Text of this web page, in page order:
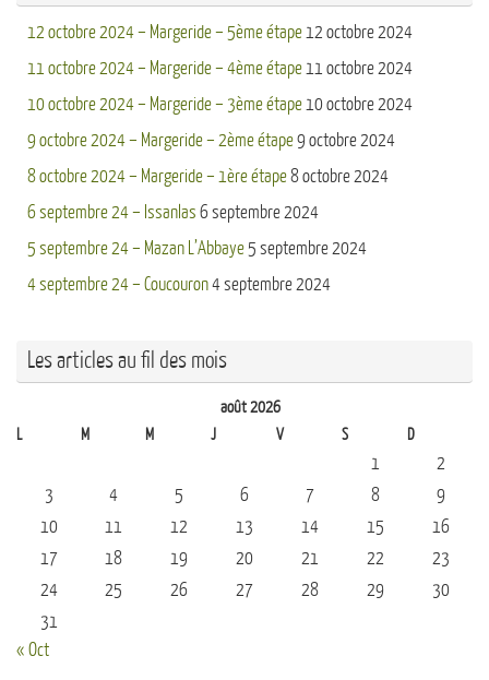
12 octobre 2024 – Margeride – 5ème étape12 octobre 2024
11 octobre 2024 – Margeride – 4ème étape11 octobre 2024
10 octobre 2024 – Margeride – 3ème étape10 octobre 2024
9 octobre 2024 – Margeride – 2ème étape9 octobre 2024
8 octobre 2024 – Margeride – 1ère étape8 octobre 2024
6 septembre 24 – Issanlas 6 septembre 2024
5 septembre 24 – Mazan L’Abbaye 5 septembre 2024
4 septembre 24 – Coucouron4 septembre 2024
Les articles au fil des mois
août 2026
L
M M J V S D
1
2
3
4 5 6 7 8
9
10
11 12 13 14 15
16
17
18 19 20 21 22
23
24
25 26 27 28 29
30
31
« Oct